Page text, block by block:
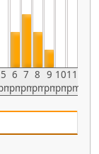
5 6
pm
7
pm
8
pm
9
pm
10
pm
11
pm